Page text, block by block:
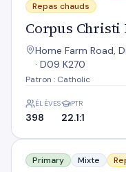
Repas chauds
Corpus Christi
Home Farm Road,
· D09 K270
Patron : Catholic
ÉLÈVES
398
PTR
22.1:1
Drumcondra N S
Primary Mixte